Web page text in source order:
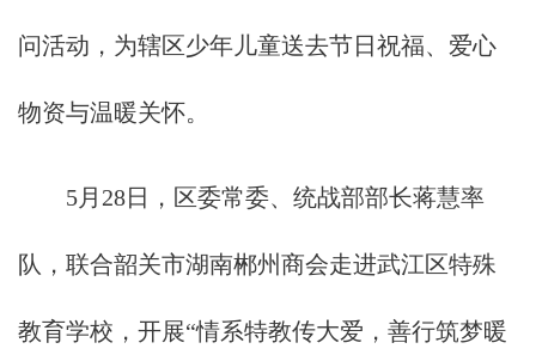
问活动，为辖区少年儿童送去节日祝福、爱心
物资与温暖关怀。
5月28日，区委常委、统战部部长蒋慧率
队，联合韶关市湖南郴州商会走进武江区特殊
教育学校，开展“情系特教传大爱，善行筑梦暖